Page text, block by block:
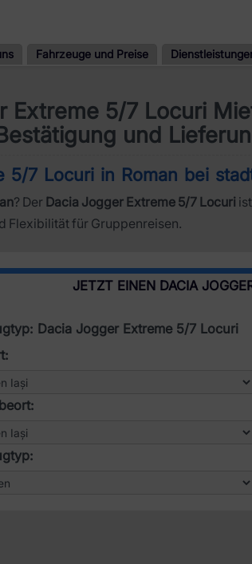
Fahrzeuge und Preise
Extreme 5/7 Locuri
und
5/7 Locuri in Roman bei
? Der Dacia Jogger Extreme 5/7 Locuri
Flexibilität für Gruppenreisen.
JETZT EINEN DACIA
Dacia Jogger Extreme 5/7 Locuri